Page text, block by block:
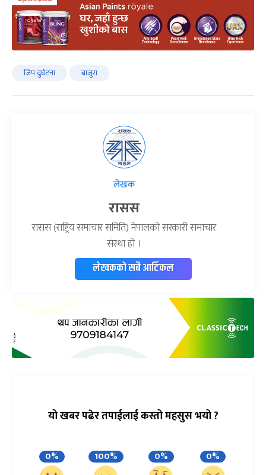
जिप दुर्घटना बाजुरा
लेखक
रासस
रासस (राष्ट्रिय समाचार समिति) नेपालको सरकारी समाचार
संस्था हो ।
लेखकको सबै आर्टिकल
यो खबर पढेर तपाईलाई कस्तो महसुस भयो ?
0% 100% 0% 0%